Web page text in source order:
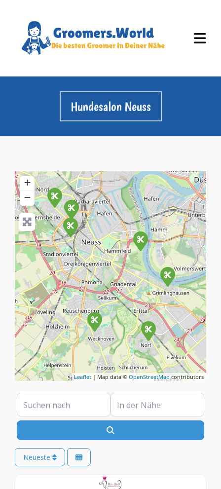
Hundesalon Neuss
+
−
Leaflet| Map data © OpenStreetMapcontributors
Suchen nach In der Nähe
Neueste